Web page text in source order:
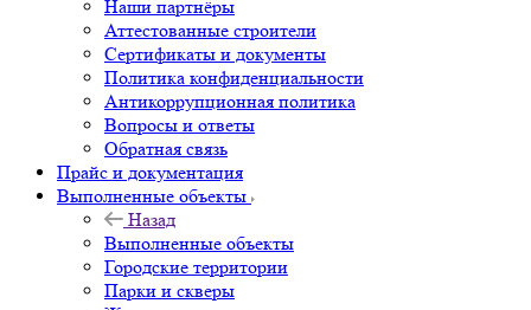
Наши партнёры
Аттестованные строители
Сертификаты и документы
Политика конфиденциальности
Антикоррупционная политика
Вопросы и ответы
Обратная связь
Прайс и документация
Выполненные объекты
Назад
Выполненные объекты
Городские территории
Парки и скверы